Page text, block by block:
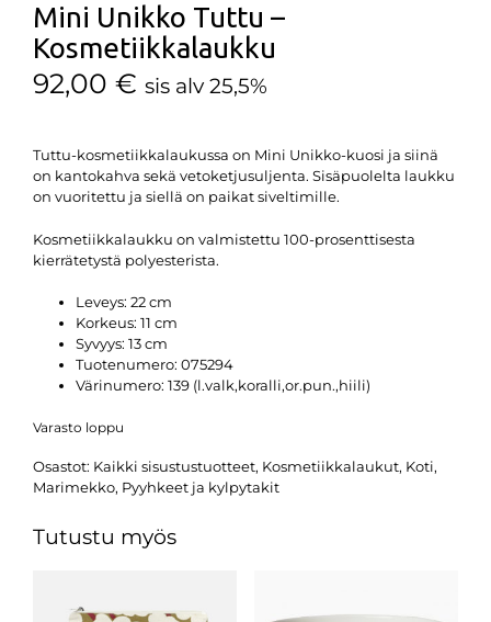
Mini Unikko Tuttu –
Kosmetiikkalaukku
92,00 € sis alv 25,5%
Tuttu-kosmetiikkalaukussa on Mini Unikko-kuosi ja siinä
on kantokahva sekä vetoketjusuljenta. Sisäpuolelta laukku
on vuoritettu ja siellä on paikat siveltimille.
Kosmetiikkalaukku on valmistettu 100-prosenttisesta
kierrätetystä polyesterista.
Leveys: 22 cm
Korkeus: 11 cm
Syvyys: 13 cm
Tuotenumero: 075294
Värinumero: 139 (l.valk,koralli,or.pun.,hiili)
Varasto loppu
Osastot: Kaikki sisustustuotteet, Kosmetiikkalaukut, Koti,
Marimekko, Pyyhkeet ja kylpytakit
Tutustu myös